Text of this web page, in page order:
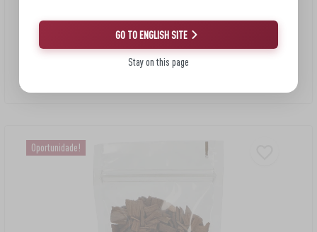
Lascas de carvalho com notas de baunilha, tosta forte, 50 g
3,09 €
3,09 EUR/unid.
Oportunidade!
GO TO ENGLISH SITE
Stay on this page